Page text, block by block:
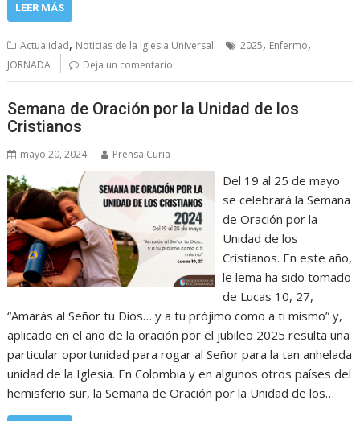
LEER MÁS
Actualidad, Noticias de la Iglesia Universal 2025, Enfermo,
JORNADA Deja un comentario
Semana de Oración por la Unidad de los
Cristianos
mayo 20, 2024 Prensa Curia
Del 19 al 25 de mayo
se celebrará la Semana
de Oración por la
Unidad de los
Cristianos. En este año,
le lema ha sido tomado
de Lucas 10, 27,
“Amarás al Señor tu Dios… y a tu prójimo como a ti mismo” y,
aplicado en el año de la oración por el jubileo 2025 resulta una
particular oportunidad para rogar al Señor para la tan anhelada
unidad de la Iglesia. En Colombia y en algunos otros países del
hemisferio sur, la Semana de Oración por la Unidad de los…